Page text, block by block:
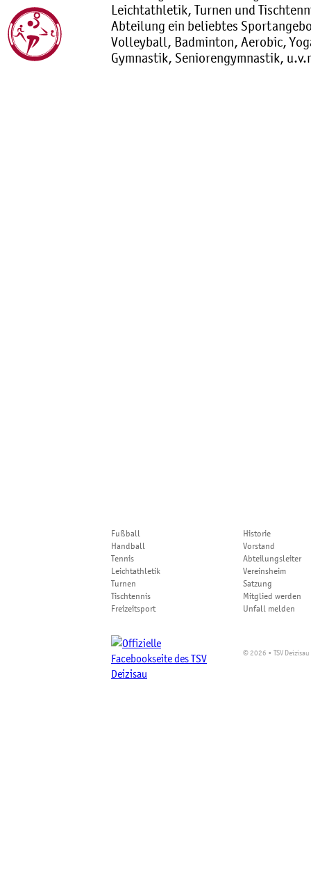
Leichtathletik, Turnen und
Abteilung ein beliebtes
Volleyball, Badminton, Aerobic,
Gymnastik, Seniorengymnastik,
Fußball
Handball
Tennis
Leichtathletik
Turnen
Tischtennis
Freizeitsport
Historie
Vorstand
Abteilungsleiter
Vereinsheim
Satzung
Mitglied werden
Unfall melden
© 2026 • TSV Deizisau